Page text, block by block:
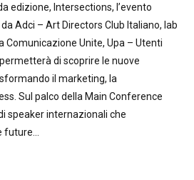
edizione, Intersections, l’evento
Adci – Art Directors Club Italiano, Iab
Comunicazione Unite, Upa – Utenti
di scoprire le nuove
il marketing, la
Sul palco della Main Conference
speaker internazionali che